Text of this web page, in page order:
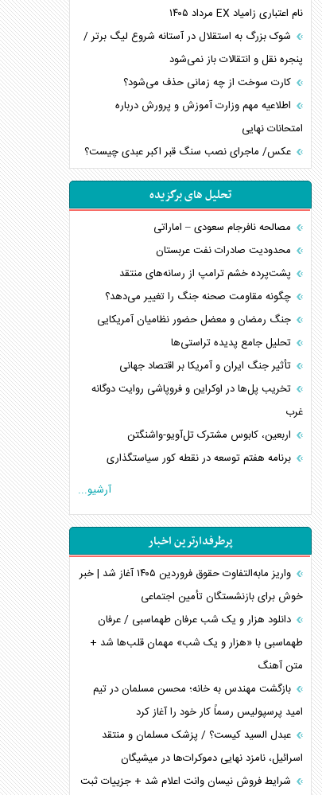
نام اعتباری زامیاد EX مرداد ۱۴۰۵
شوک بزرگ به استقلال در آستانه شروع لیگ برتر /
پنجره نقل و انتقالات باز نمی‌شود
کارت سوخت از چه زمانی حذف می‌شود؟
اطلاعیه مهم وزارت آموزش و پرورش درباره
امتحانات نهایی
عکس/ ماجرای نصب سنگ قبر اکبر عبدی چیست؟
تحلیل های برگزیده
مصالحه نافرجام سعودی – اماراتی
محدودیت صادرات نفت عربستان
پشت‌پرده خشم ترامپ از رسانه‌های منتقد
چگونه مقاومت صحنه جنگ را تغییر می‌دهد؟
جنگ رمضان و معضل حضور نظامیان آمریکایی
تحلیل جامع پدیده تراستی‌ها
تأثیر جنگ ایران و آمریکا بر اقتصاد جهانی
تخریب پل‌ها در اوکراین و فروپاشی روایت دوگانه
غرب
اربعین، کابوس مشترک تل‌آویو-واشنگتن
برنامه هفتم توسعه در نقطه کور سیاستگذاری
کنوانسیون دریای خزر در راستای منافع ملی است؟
اهمیت راهبردی اردن برای آمریکا
پیام، ظرفیت بالفعل‌نشده تجارت ایران
همسویی عربستان با سنتکام علیه متحدان ایران
ترامپ و توهم خلع سلاح حماس
چرا کویت به دنبال شریک امنیتی جدید است؟
اعتراف غرب به قدرت ایران در تثبیت معادلات
خطای راهبردی ترامپ مقابل برزیل
متن و حاشیه سفر نتانیاهو به آمریکا
آرشیو...
پرطرفدارترین اخبار
واریز مابه‌التفاوت حقوق فروردین ۱۴۰۵ آغاز شد | خبر
خوش برای بازنشستگان تأمین اجتماعی
دانلود هزار و یک شب عرفان طهماسبی / عرفان
طهماسبی با «هزار و یک شب» مهمان قلب‌ها شد +
متن آهنگ
بازگشت مهندس به خانه؛ محسن مسلمان در تیم
امید پرسپولیس رسماً کار خود را آغاز کرد
عبدل السید کیست؟ / پزشک مسلمان و منتقد
اسرائیل، نامزد نهایی دموکرات‌ها در میشیگان
شرایط فروش نیسان وانت اعلام شد + جزییات ثبت